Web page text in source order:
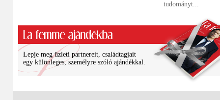
tudományt...
Lepje meg üzleti partnereit, családtagjait
egy különleges, személyre szóló ajándékkal.